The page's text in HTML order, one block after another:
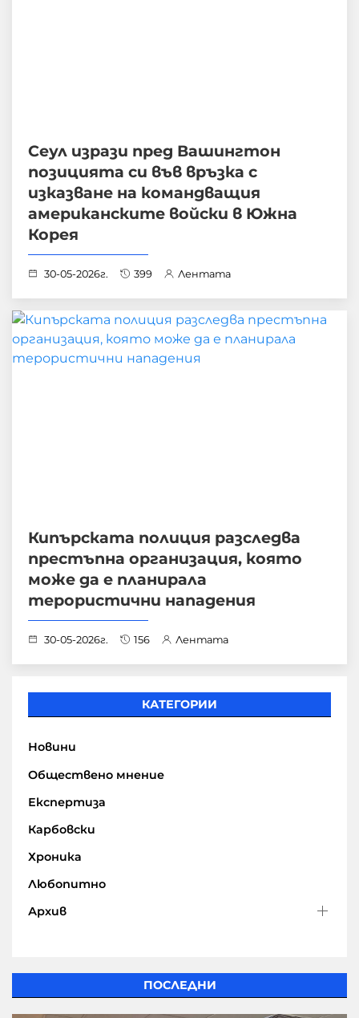
Сеул изрази пред Вашингтон
позицията си във връзка с
изказване на командващия
американските войски в Южна
Корея
30-05-2026г. 399 Лентата
Кипърската полиция разследва
престъпна организация, която
може да е планирала
терористични нападения
30-05-2026г. 156 Лентата
КАТЕГОРИИ
Новини
Обществено мнение
Експертиза
Карбовски
Хроника
Любопитно
Архив
ПОСЛЕДНИ